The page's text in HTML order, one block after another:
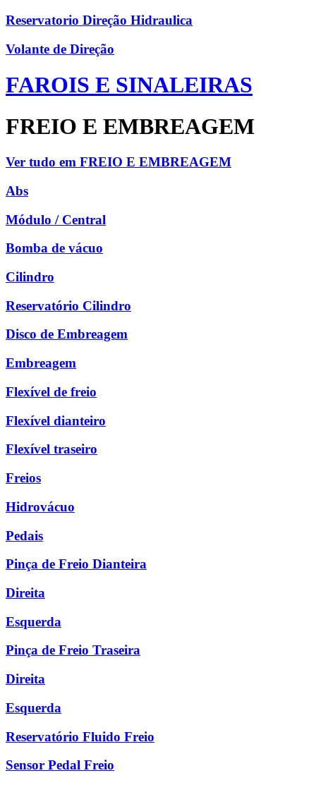
Reservatorio Direção Hidraulica
Volante de Direção
FAROIS E SINALEIRAS
FREIO E EMBREAGEM
Ver tudo em FREIO E EMBREAGEM
Abs
Módulo / Central
Bomba de vácuo
Cilindro
Reservatório Cilindro
Disco de Embreagem
Embreagem
Flexível de freio
Flexível dianteiro
Flexível traseiro
Freios
Hidrovácuo
Pedais
Pinça de Freio Dianteira
Direita
Esquerda
Pinça de Freio Traseira
Direita
Esquerda
Reservatório Fluido Freio
Sensor Pedal Freio